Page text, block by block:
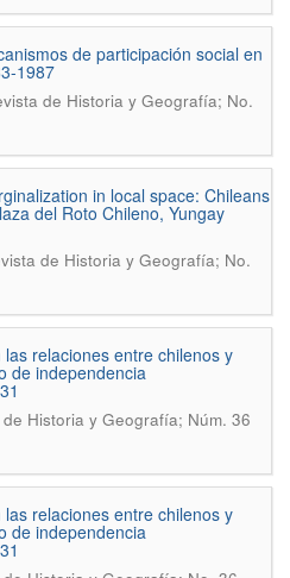
de participación social en
1987
de Historia y Geografí­a; No.
in local space: Chileans
del Roto Chileno, Yungay
de Historia y Geografí­a; No.
relaciones entre chilenos y
de independencia
de Historia y Geografía; Núm. 36
relaciones entre chilenos y
de independencia